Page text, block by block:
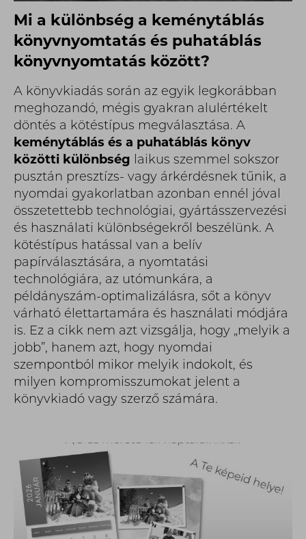
Mi a különbség a keménytáblás
könyvnyomtatás és puhatáblás
könyvnyomtatás között?
A könyvkiadás során az egyik legkorábban
meghozandó, mégis gyakran alulértékelt
döntés a kötéstípus megválasztása. A
keménytáblás és a puhatáblás könyv
közötti különbség laikus szemmel sokszor
pusztán presztízs- vagy árkérdésnek tűnik, a
nyomdai gyakorlatban azonban ennél jóval
összetettebb technológiai, gyártásszervezési
és használati különbségekről beszélünk. A
kötéstípus hatással van a belív
papírválasztására, a nyomtatási
technológiára, az utómunkára, a
példányszám-optimalizálásra, sőt a könyv
várható élettartamára és használati módjára
is. Ez a cikk nem azt vizsgálja, hogy „melyik a
jobb”, hanem azt, hogy nyomdai
szempontból mikor melyik indokolt, és
milyen kompromisszumokat jelent a
könyvkiadó vagy szerző számára.